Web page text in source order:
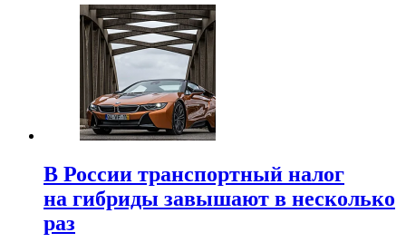
В России транспортный налог
на гибриды завышают в несколько
раз